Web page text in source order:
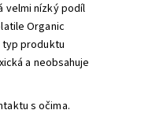
velmi nízký podíl
Organic
typ produktu
a neobsahuje
s očima.